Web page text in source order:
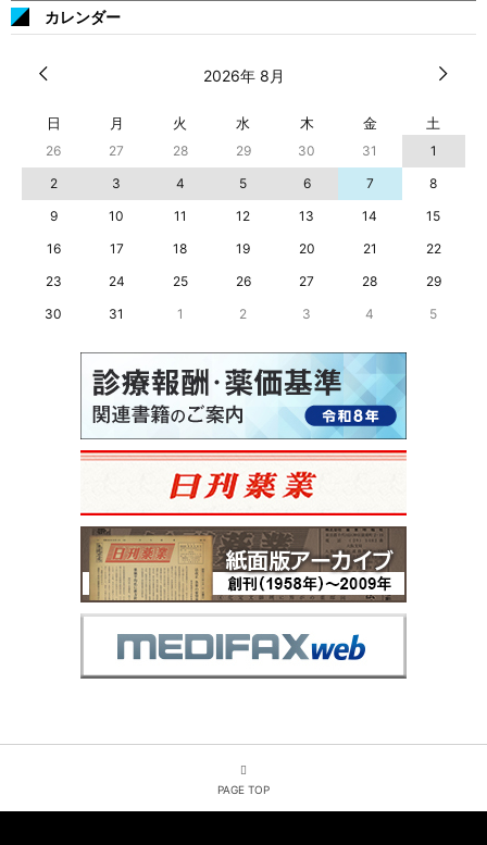
カレンダー
2026年 8月
日 月 火 水 木 金 土
26 27 28 29 30 31
1
2
3 4 5 6 7
8
9
10 11 12 13 14
15
16
17 18 19 20 21
22
23
24 25 26 27 28
29
30
31 1 2 3 4 5
PAGE TOP